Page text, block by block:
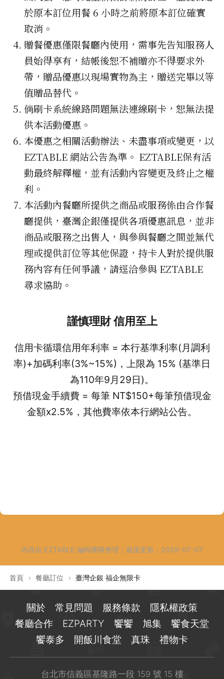
於原本訂位用餐 6 小時之前將原本訂位確實
取消。
贈餐優惠僅限餐廳內使用，需事先告知服務人
員始得享有，結帳後恕不補贈亦不得要求外
帶，贈品優惠以現場實物為主，贈送完畢以等
值贈品替代。
倘刷卡系統線路問題無法連線刷卡，恕無法提
供本活動優惠。
本優惠之相關活動辦法、未盡事項或變更，以
EZTABLE 網站公告為準。 EZTABLE保有活
動最終解釋權，並有活動內容變更及終止之權
利。
本活動內餐廳所提供之商品或服務係由合作餐
廳提供，臺灣企銀僅提供各項優惠訊息，並非
商品或服務之出售人，與參與餐廳之間並無代
理或提供訂位等其他保證，持卡人對於提供服
務內容有任何爭議，請逕洽參與 EZTABLE
尋求協助。
謹慎理財 信用至上
信用卡循環信用年利率 = 本行基準利率(月調利
率)+加碼利率(3%~15%)，上限為 15% (基準日
為110年9月29日)。
預借現金手續費 = 每筆 NT$150+每筆預借現金
金額x2.5%，其他費率依本行網站公告。
內容由 EZTABLE 編輯團隊整理 最後更新： 2026-07-07
首頁 › 餐廳訂位 › 臺灣企銀 福企無限卡
關於 常見問題 服務條款
隱私權政策
餐廳合作
EZPARTY 饗饗 旭集
饗食天堂
饗泰多
開飯川食堂 真珠 禮物卡
台北市信義區基隆路一段 159 號 15 樓